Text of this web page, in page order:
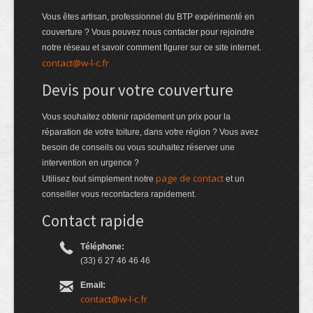
Vous êtes artisan, professionnel du BTP expérimenté en
couverture ? Vous pouvez nous contacter pour rejoindre
notre réseau et savoir comment figurer sur ce site internet.
contact@w-l-c.fr
Devis pour votre couverture
Vous souhaitez obtenir rapidement un prix pour la
réparation de votre toiture, dans votre région ? Vous avez
besoin de conseils ou vous souhaitez réserver une
intervention en urgence ?
Utilisez tout simplement notre page de contact et un
conseiller vous recontactera rapidement.
Contact rapide
Téléphone:
(33) 6 27 46 46 46
Email:
contact@w-l-c.fr